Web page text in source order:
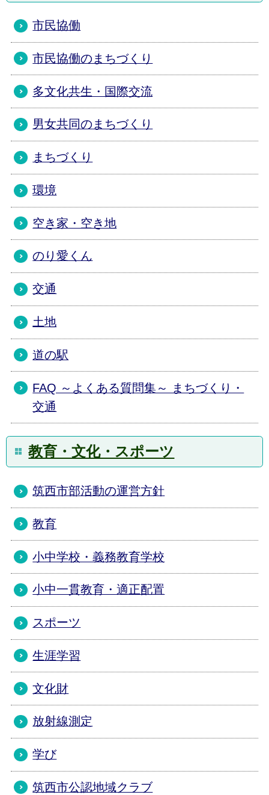
市民協働
市民協働のまちづくり
多文化共生・国際交流
男女共同のまちづくり
まちづくり
環境
空き家・空き地
のり愛くん
交通
土地
道の駅
FAQ ～よくある質問集～ まちづくり・
交通
教育・文化・スポーツ
筑西市部活動の運営方針
教育
小中学校・義務教育学校
小中一貫教育・適正配置
スポーツ
生涯学習
文化財
放射線測定
学び
筑西市公認地域クラブ